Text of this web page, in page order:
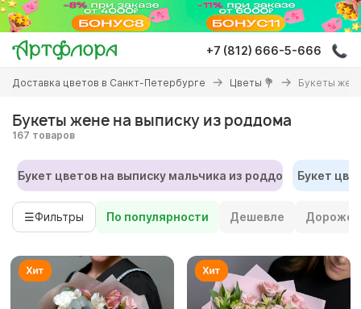
Перейти
основному
содержанию
+7 (812) 666-5-666
Вы
здесь
Доставка цветов в Санкт-Петербурге Цветы 💐 Букеты
Букеты жене на выписку из роддома
167 товаров
Букет цветов на выписку мальчика из роддома Букет
☰Фильтры По популярности Дешевле Дороже